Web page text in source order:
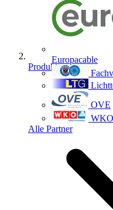
Europacable
OVE
WKO
Alle Partner
Produkte